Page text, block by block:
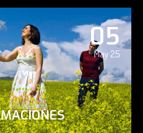
05
May 25